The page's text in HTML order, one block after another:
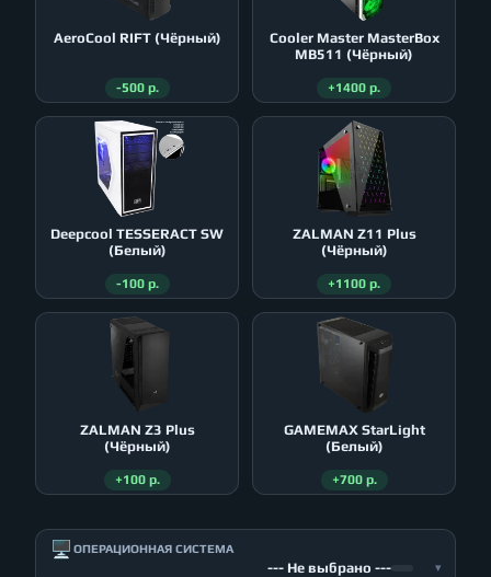
AeroСool RIFT (Чёрный)
-500 р.
Cooler Master MasterBox
MB511 (Чёрный)
+1400 р.
Deepcool TESSERACT SW
(Белый)
-100 р.
ZALMAN Z11 Plus
(Чёрный)
+1100 р.
ZALMAN Z3 Plus
(Чёрный)
+100 р.
GAMEMAX StarLight
(Белый)
+700 р.
🖥️ ОПЕРАЦИОННАЯ СИСТЕМА
--- Не выбрано --- ▾